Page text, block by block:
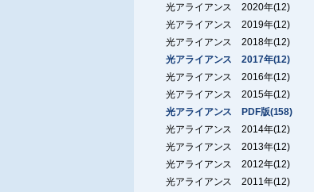
光アライアンス 2020年(12)
光アライアンス 2019年(12)
光アライアンス 2018年(12)
光アライアンス 2017年(12)
光アライアンス 2016年(12)
光アライアンス 2015年(12)
光アライアンス PDF版(158)
光アライアンス 2014年(12)
光アライアンス 2013年(12)
光アライアンス 2012年(12)
光アライアンス 2011年(12)